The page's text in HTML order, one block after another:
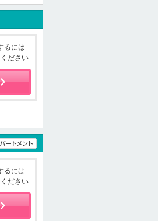
るには
ださい
るには
ださい